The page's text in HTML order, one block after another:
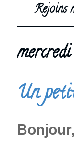
Rejoins
Un
Bonjour,